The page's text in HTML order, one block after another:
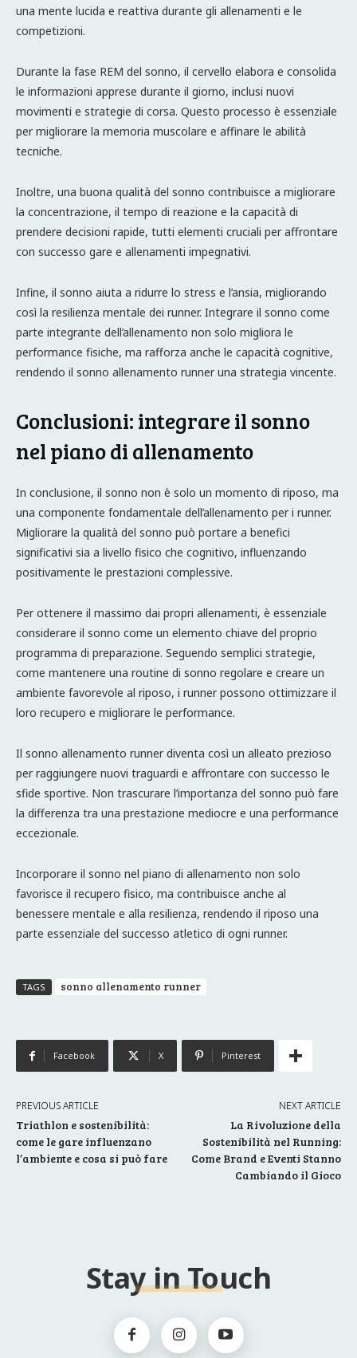
una mente lucida e reattiva durante gli allenamenti e le
competizioni.
Durante la fase REM del sonno, il cervello elabora e consolida
le informazioni apprese durante il giorno, inclusi nuovi
movimenti e strategie di corsa. Questo processo è essenziale
per migliorare la memoria muscolare e affinare le abilità
tecniche.
Inoltre, una buona qualità del sonno contribuisce a migliorare
la concentrazione, il tempo di reazione e la capacità di
prendere decisioni rapide, tutti elementi cruciali per affrontare
con successo gare e allenamenti impegnativi.
Infine, il sonno aiuta a ridurre lo stress e l’ansia, migliorando
così la resilienza mentale dei runner. Integrare il sonno come
parte integrante dell’allenamento non solo migliora le
performance fisiche, ma rafforza anche le capacità cognitive,
rendendo il sonno allenamento runner una strategia vincente.
Conclusioni: integrare il sonno
nel piano di allenamento
In conclusione, il sonno non è solo un momento di riposo, ma
una componente fondamentale dell’allenamento per i runner.
Migliorare la qualità del sonno può portare a benefici
significativi sia a livello fisico che cognitivo, influenzando
positivamente le prestazioni complessive.
Per ottenere il massimo dai propri allenamenti, è essenziale
considerare il sonno come un elemento chiave del proprio
programma di preparazione. Seguendo semplici strategie,
come mantenere una routine di sonno regolare e creare un
ambiente favorevole al riposo, i runner possono ottimizzare il
loro recupero e migliorare le performance.
Il sonno allenamento runner diventa così un alleato prezioso
per raggiungere nuovi traguardi e affrontare con successo le
sfide sportive. Non trascurare l’importanza del sonno può fare
la differenza tra una prestazione mediocre e una performance
eccezionale.
Incorporare il sonno nel piano di allenamento non solo
favorisce il recupero fisico, ma contribuisce anche al
benessere mentale e alla resilienza, rendendo il riposo una
parte essenziale del successo atletico di ogni runner.
TAGS sonno allenamento runner
Facebook X Pinterest
PREVIOUS ARTICLE
Triathlon e sostenibilità:
come le gare influenzano
l’ambiente e cosa si può fare
NEXT ARTICLE
La Rivoluzione della
Sostenibilità nel Running:
Come Brand e Eventi Stanno
Cambiando il Gioco
Stay in Touch